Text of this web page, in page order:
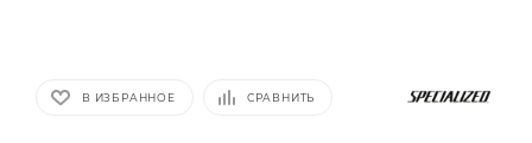
В ИЗБРАННОЕ СРАВНИТЬ